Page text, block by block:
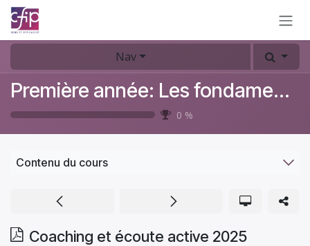
Se rendre au contenu
Nav
Première année: Les fondamentaux du coaching
0 %
Contenu du cours
Coaching et écoute active 2025